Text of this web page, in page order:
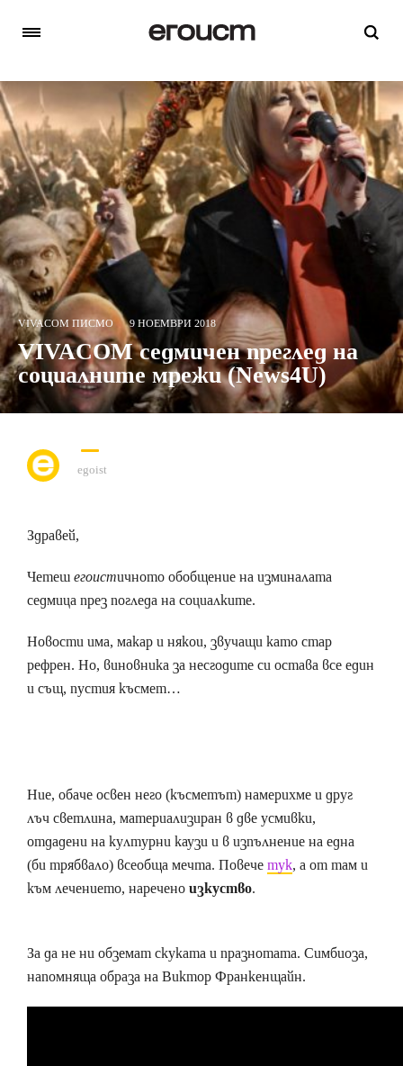
VIVACOM ПИСМО 9 НОЕМВРИ 2018
VIVACOM седмичен преглед на
социалните мрежи (News4U)
egoist
Здравей,
Четешегоистичното обобщение на изминалата
седмица през погледа на социалките.
Новости има, макар и някои, звучащи като стар
рефрен. Но, виновника за несгодите си остава все един
и същ, пустия късмет…
Ние, обаче освен него (късметът) намерихме и друг
лъч светлина, материализиран в две усмивки,
отдадени на културни каузи и в изпълнение на една
(би трябвало) всеобща мечта. Повечетук, а от там и
към лечението, нареченоизкуство.
За да не ни обземат скуката и празнотата. Симбиоза,
напомняща образа на Виктор Франкенщайн.